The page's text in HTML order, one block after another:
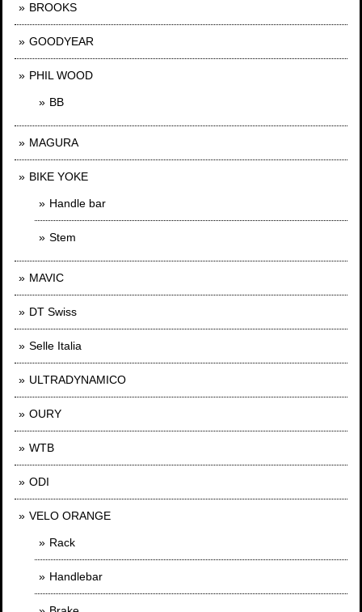
BROOKS
GOODYEAR
PHIL WOOD
BB
MAGURA
BIKE YOKE
Handle bar
Stem
MAVIC
DT Swiss
Selle Italia
ULTRADYNAMICO
OURY
WTB
ODI
VELO ORANGE
Rack
Handlebar